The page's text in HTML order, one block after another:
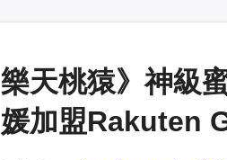
樂天桃猿》神級
媛加盟Rakuten